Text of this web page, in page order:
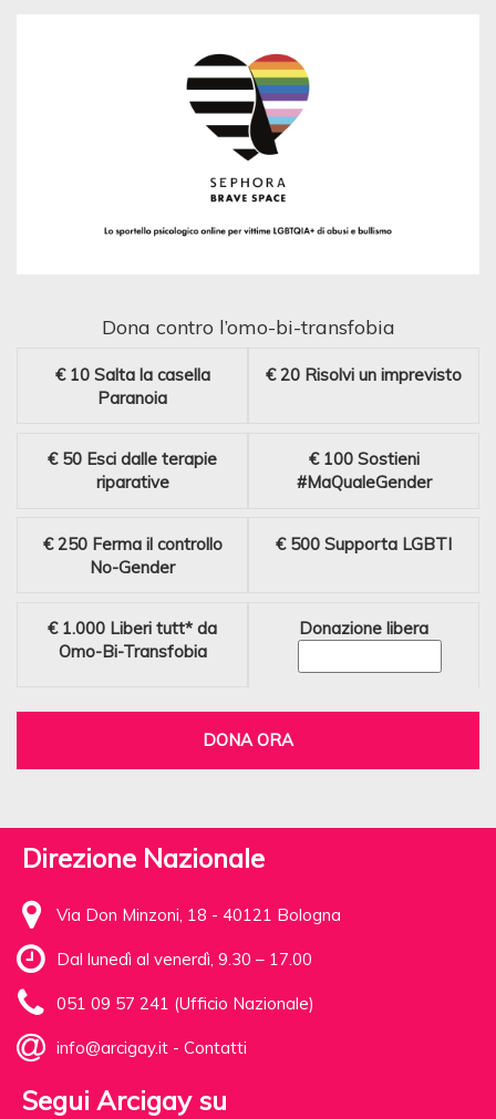
Dona contro l’omo-bi-transfobia
€ 10 Salta la casella
Paranoia
€ 20 Risolvi un imprevisto
€ 50 Esci dalle terapie
riparative
€ 100 Sostieni
#MaQualeGender
€ 250 Ferma il controllo
No-Gender
€ 500 Supporta LGBTI
€ 1.000 Liberi tutt* da
Omo-Bi-Transfobia
Donazione libera
DONA ORA
Direzione Nazionale
Via Don Minzoni, 18 - 40121 Bologna
Dal lunedì al venerdì, 9.30 – 17.00
051 09 57 241 (Ufficio Nazionale)
info@arcigay.it - Contatti
Segui Arcigay su